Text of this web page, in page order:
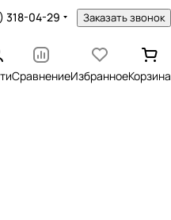
318-04-29 Заказать звонок
СравнениеИзбранноеКорзина